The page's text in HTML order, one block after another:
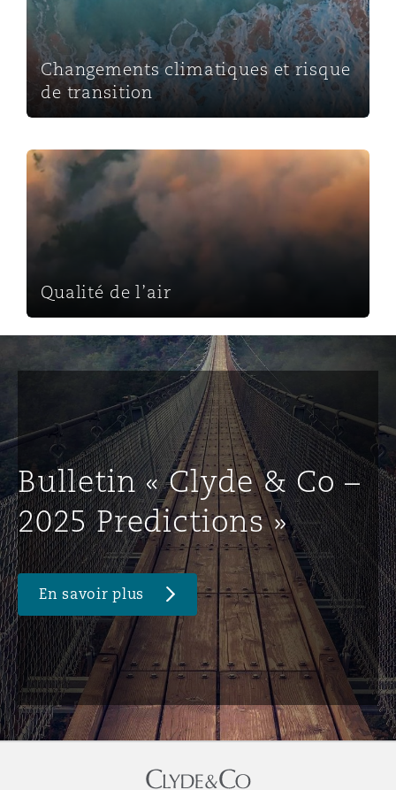
Changements climatiques et risque
de transition
Qualité de l’air
Qualité de l’air
Bulletin « Clyde & Co –
2025 Predictions »
En savoir plus